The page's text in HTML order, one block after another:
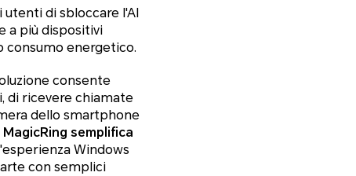
di sbloccare l'AI
a più dispositivi
consumo energetico.
consente
di ricevere chiamate
dello smartphone
MagicRing semplifica
Windows
con semplici